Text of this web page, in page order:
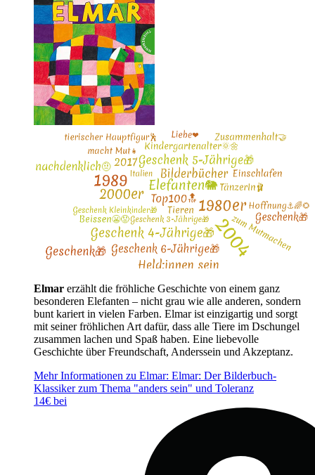
Elmar erzählt die fröhliche Geschichte von einem ganz
besonderen Elefanten – nicht grau wie alle anderen, sondern
bunt kariert in vielen Farben. Elmar ist einzigartig und sorgt
mit seiner fröhlichen Art dafür, dass alle Tiere im Dschungel
zusammen lachen und Spaß haben. Eine liebevolle
Geschichte über Freundschaft, Anderssein und Akzeptanz.
Mehr Informationen zu Elmar: Elmar: Der Bilderbuch-
Klassiker zum Thema "anders sein" und Toleranz
14€ bei